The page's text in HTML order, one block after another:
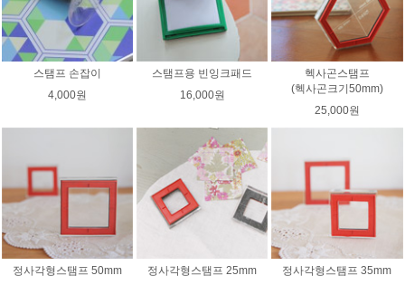
스탬프 손잡이
4,000원
스탬프용 빈잉크패드
16,000원
헥사곤스탬프
(헥사곤크기50mm)
25,000원
정사각형스탬프 50mm
정사각형스탬프 25mm
정사각형스탬프 35mm